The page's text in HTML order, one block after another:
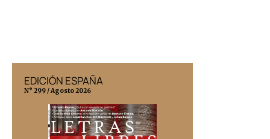
EDICIÓN ESPAÑA
N° 299 / Agosto 2026